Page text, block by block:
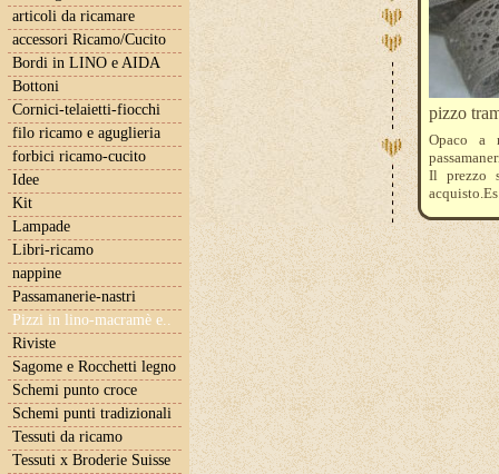
articoli da ricamare
accessori Ricamo/Cucito
Bordi in LINO e AIDA
Bottoni
Cornici-telaietti-fiocchi
filo ricamo e aguglieria
forbici ricamo-cucito
Idee
Kit
Lampade
Libri-ricamo
nappine
Passamanerie-nastri
Pizzi in lino-macramè e..
Riviste
Sagome e Rocchetti legno
Schemi punto croce
Schemi punti tradizionali
Tessuti da ricamo
Tessuti x Broderie Suisse
pizzo
Opaco a
Il prezzo